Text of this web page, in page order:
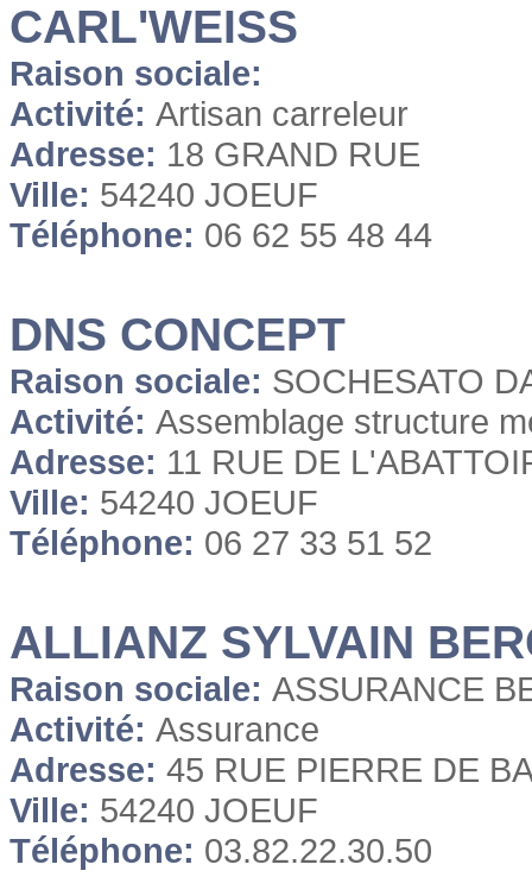
CARL'WEISS
Raison sociale:
Activité: Artisan carreleur
Adresse: 18 GRAND RUE
Ville: 54240 JOEUF
Téléphone: 06 62 55 48 44
DNS CONCEPT
Raison sociale: SOCHESATO
Activité: Assemblage structure
Adresse: 11 RUE DE
Ville: 54240 JOEUF
Téléphone: 06 27 33 51 52
ALLIANZ SYLVAIN
Raison sociale: ASSURANCE
Activité: Assurance
Adresse: 45 RUE PIERRE DE
Ville: 54240 JOEUF
Téléphone: 03.82.22.30.50